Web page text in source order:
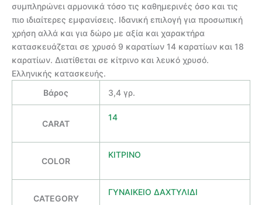
συμπληρώνει αρμονικά τόσο τις καθημερινές όσο και τις
πιο ιδιαίτερες εμφανίσεις. Ιδανική επιλογή για προσωπική
χρήση αλλά και για δώρο με αξία και χαρακτήρα
κατασκευάζεται σε χρυσό 9 καρατίων 14 καρατίων και 18
καρατίων. Διατίθεται σε κίτρινο και λευκό χρυσό.
Ελληνικής κατασκευής.
Βάρος
3,4 γρ.
CARAT
14
COLOR
ΚΙΤΡΙΝΟ
CATEGORY
ΓΥΝΑΙΚΕΙΟ ΔΑΧΤΥΛΙΔΙ